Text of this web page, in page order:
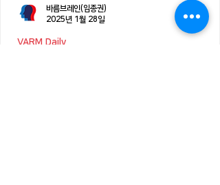
VARM Daily
바름브레인(임종권)
2025년 1월 28일